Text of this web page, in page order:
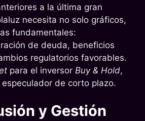
a la última gran
necesita no solo gráficos,
fundamentales:
de deuda, beneficios
regulatorios favorables.
para el inversor Buy & Hold,
especulador de corto plazo.
y Gestión